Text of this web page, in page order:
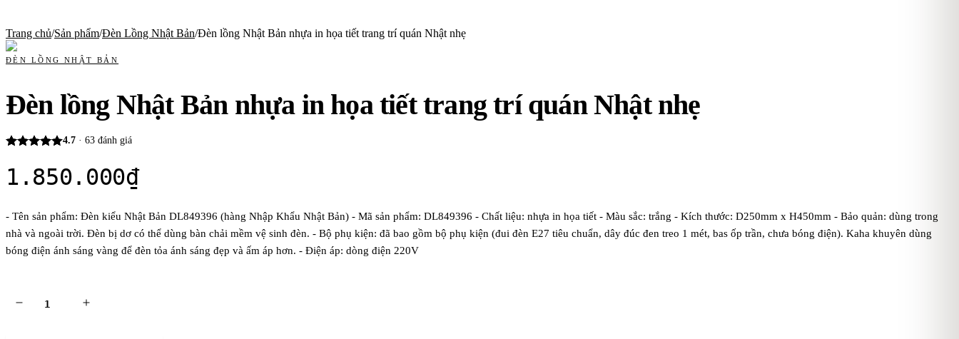
Trang chủ/Sản phẩm/Đèn Lồng Nhật Bản/Đèn lồng Nhật Bản nhựa in họa tiết trang trí quán Nhật nhẹ
ĐÈN LỒNG NHẬT BẢN
Đèn lồng Nhật Bản nhựa in họa tiết trang trí quán Nhật nhẹ
4.7 · 63 đánh giá
1.850.000₫
- Tên sản phẩm: Đèn kiểu Nhật Bản DL849396 (hàng Nhập Khẩu Nhật Bản) - Mã sản phẩm: DL849396 - Chất liệu: nhựa in họa tiết - Màu sắc: trắng - Kích thước: D250mm x H450mm - Bảo quản: dùng trong
nhà và ngoài trời. Đèn bị dơ có thể dùng bàn chải mềm vệ sinh đèn. - Bộ phụ kiện: đã bao gồm bộ phụ kiện (đui đèn E27 tiêu chuẩn, dây đúc đen treo 1 mét, bas ốp trần, chưa bóng điện). Kaha khuyên dùng
bóng điện ánh sáng vàng để đèn tỏa ánh sáng đẹp và ấm áp hơn. - Điện áp: dòng điện 220V